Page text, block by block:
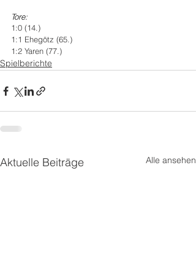
Tore:
1:0 (14.)
1:1 Ehegötz (65.)
1:2 Yaren (77.)
Spielberichte
Aktuelle Beiträge Alle ansehen